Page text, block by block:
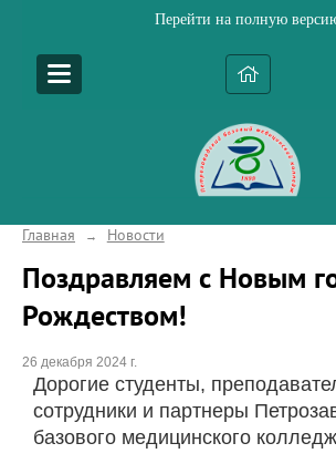
Перейти на полную
Главная → Новости
Поздравляем с Новым
Рождеством!
26 декабря 2024 г.
Дорогие студенты,
сотрудники и партнеры
базового медицинского